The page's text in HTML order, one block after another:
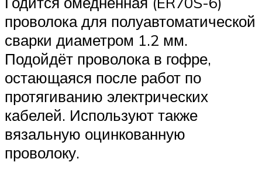
проволока для полуавтоматической
сварки диаметром 1.2 мм.
Подойдёт проволока в гофре,
остающаяся после работ по
протягиванию электрических
кабелей. Используют также
вязальную оцинкованную
проволоку.